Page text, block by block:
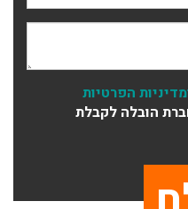
הפרטיות
הובלה לקבלת